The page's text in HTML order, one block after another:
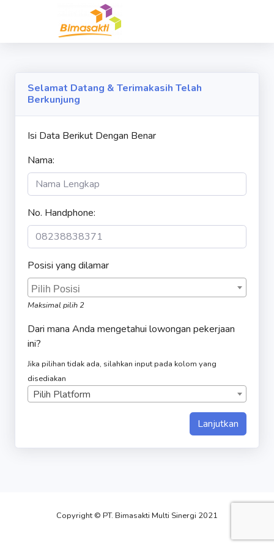
Selamat Datang & Terimakasih Telah
Berkunjung
Isi Data Berikut Dengan Benar
Nama:
No. Handphone:
Posisi yang dilamar
Maksimal pilih 2
Dari mana Anda mengetahui lowongan pekerjaan
ini?
Jika pilihan tidak ada, silahkan input pada kolom yang
disediakan
Pilih Platform
Copyright © PT. Bimasakti Multi Sinergi 2021